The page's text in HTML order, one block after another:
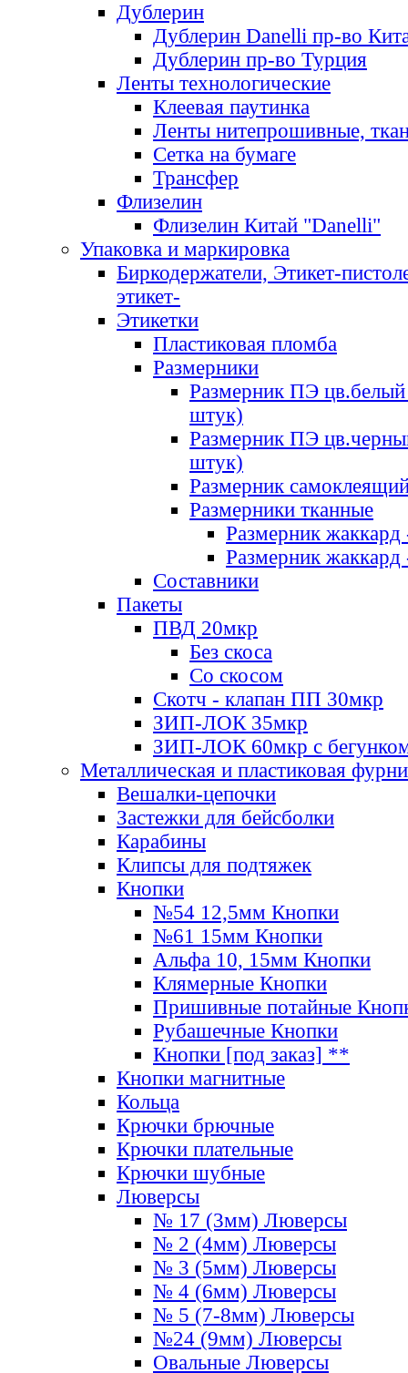
Дублерин
Дублерин Danelli пр-во
Дублерин пр-во Турция
Ленты технологические
Клеевая паутинка
Ленты нитепрошивные,
Сетка на бумаге
Трансфер
Флизелин
Флизелин Китай "Danelli"
Упаковка и маркировка
Биркодержатели, Этикет-
этикет-
Этикетки
Пластиковая пломба
Размерники
Размерник ПЭ цв.белый
штук)
Размерник ПЭ
штук)
Размерник
Размерники тканные
Размерник
Размерник
Составники
Пакеты
ПВД 20мкр
Без скоса
Со скосом
Скотч - клапан ПП 30мкр
ЗИП-ЛОК 35мкр
ЗИП-ЛОК 60мкр с
Металлическая и пластиковая
Вешалки-цепочки
Застежки для бейсболки
Карабины
Клипсы для подтяжек
Кнопки
№54 12,5мм Кнопки
№61 15мм Кнопки
Альфа 10, 15мм Кнопки
Клямерные Кнопки
Пришивные потайные
Рубашечные Кнопки
Кнопки [под заказ] **
Кнопки магнитные
Кольца
Крючки брючные
Крючки плательные
Крючки шубные
Люверсы
№ 17 (3мм) Люверсы
№ 2 (4мм) Люверсы
№ 3 (5мм) Люверсы
№ 4 (6мм) Люверсы
№ 5 (7-8мм) Люверсы
№24 (9мм) Люверсы
Овальные Люверсы